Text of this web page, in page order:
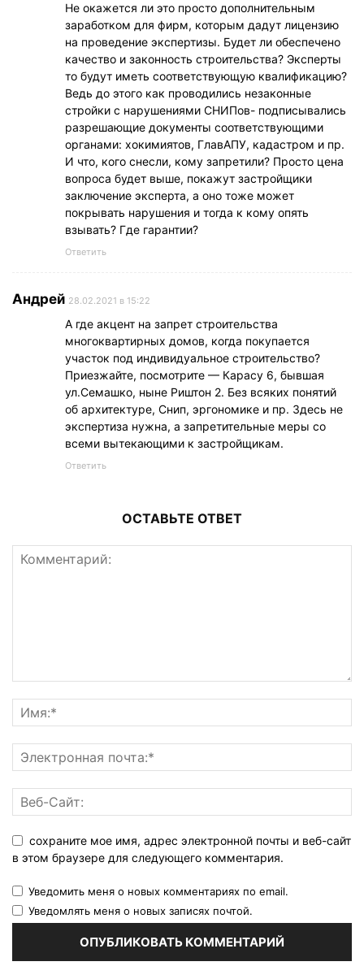
Не окажется ли это просто дополнительным
заработком для фирм, которым дадут лицензию
на проведение экспертизы. Будет ли обеспечено
качество и законность строительства? Эксперты
то будут иметь соответствующую квалификацию?
Ведь до этого как проводились незаконные
стройки с нарушениями СНИПов- подписывались
разрешающие документы соответствующими
органами: хокимиятов, ГлавАПУ, кадастром и пр.
И что, кого снесли, кому запретили? Просто цена
вопроса будет выше, покажут застройщики
заключение эксперта, а оно тоже может
покрывать нарушения и тогда к кому опять
взывать? Где гарантии?
Ответить
Андрей 28.02.2021 в 15:22
А где акцент на запрет строительства
многоквартирных домов, когда покупается
участок под индивидуальное строительство?
Приезжайте, посмотрите — Карасу 6, бывшая
ул.Семашко, ныне Риштон 2. Без всяких понятий
об архитектуре, Снип, эргономике и пр. Здесь не
экспертиза нужна, а запретительные меры со
всеми вытекающими к застройщикам.
Ответить
ОСТАВЬТЕ ОТВЕТ
сохраните мое имя, адрес электронной почты и веб-сайт
в этом браузере для следующего комментария.
Уведомить меня о новых комментариях по email.
Уведомлять меня о новых записях почтой.